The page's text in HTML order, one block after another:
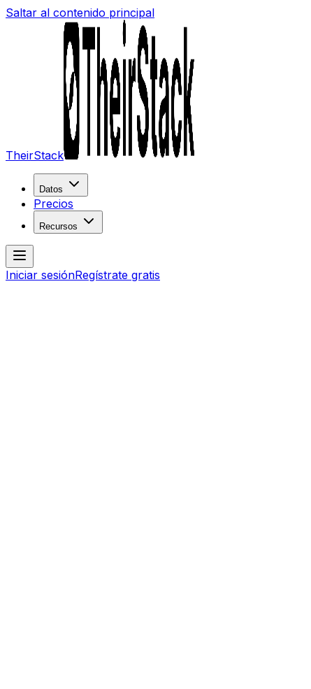
Saltar al contenido principal
TheirStack
Datos
Precios
Recursos
Iniciar sesiónRegístrate gratis